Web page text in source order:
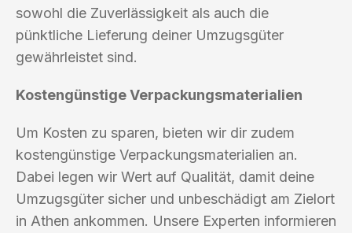
sowohl die Zuverlässigkeit als auch die
pünktliche Lieferung deiner Umzugsgüter
gewährleistet sind.
Kostengünstige Verpackungsmaterialien
Um Kosten zu sparen, bieten wir dir zudem
kostengünstige Verpackungsmaterialien an.
Dabei legen wir Wert auf Qualität, damit deine
Umzugsgüter sicher und unbeschädigt am Zielort
in Athen ankommen. Unsere Experten informieren